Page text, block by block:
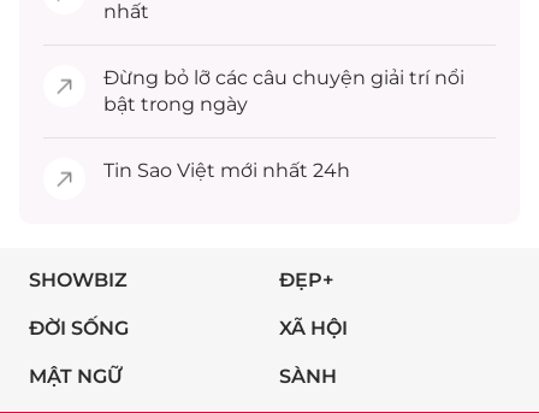
nhất
Đừng bỏ lỡ các câu chuyện giải trínổi
bật trong ngày
Tin Sao Việt mới nhất 24h
SHOWBIZ ĐẸP+
ĐỜI SỐNG XÃ HỘI
MẬT NGỮ SÀNH